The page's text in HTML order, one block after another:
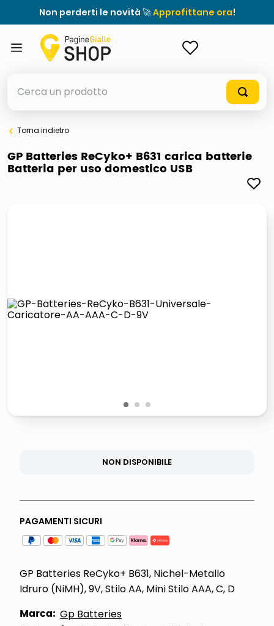
Non perderti le novità 🚀Approfittane ora!
elenchi telefonici
meme
pattumiera raccolta differenziata
airpods
Torna indietro
GP Batteries ReCyko+ B631 carica batterie
Batteria per uso domestico USB
1 2 3
NON DISPONIBILE
PAGAMENTI SICURI
GP Batteries ReCyko+ B631, Nichel-Metallo
Idruro (NiMH), 9V, Stilo AA, Mini Stilo AAA, C, D
Marca: Gp Batteries